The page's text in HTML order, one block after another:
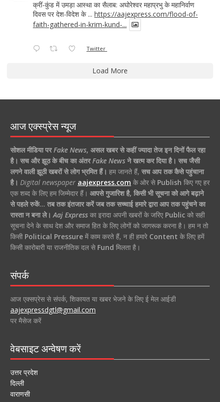
क्रीं-कुंड में उमड़ा आस्था का सैलाब: अघोरेश्वर महाप्रभु के महानिर्वाण
दिवस पर देश-विदेश के ... https://aajexpress.com/flood-of-
faith-gathered-in-krim-kund-...
Twitter
Load More
आज एक्स्प्रेस न्यूज
सोशल मीडिया पर Fake News, असल खबर से कहीं ज्यादा तेज इन दिनों फैल रहा
है। सच और झूठ के बीच का अंतर Fake Newsने खत्म कर दिया है। सच जैसी
लगने वाली झूठी खबरों से लोग भ्रमित हैं। हम जानते हैं, सच आप तक कैसे पहुंचाना
है। Digital newspaper aajexpress.com के ओर से Publish किए गए हर
एक शब्द के लिए हम जिम्मेदार हैं। आपसे गुजारिश है, किसी भी सूचना को आगे बढ़ाने
से पहले रुकें… तब तक इंतजार करें जब तक सच्चाई हमारे द्वारा आप तक पहुंचने का
रास्ता न बना ले। Aaj Expressका इरादा अपनी खबरों के जरिए Publicको सही
सूचना देने के साथ देश और समाज हित के लिए लोगों को जागरूक करना है। हम न तो
किसी Political Pressureमें काम करते हैं, न ही हमारे Content के लिए हमें
किसी कारोबारी या राजनीतिक दल से Fund मिलता है।
संपर्क
आज एक्सप्रेस से संपर्क, शिकायत या खबर भेजने के लिए ई मेल आईडी
aajexpressdgtl@gmail.com
पर मैसेज करें
वेबसाइट अन्वेषण करें
उत्तर प्रदेश
दिल्ली
वाराणसी